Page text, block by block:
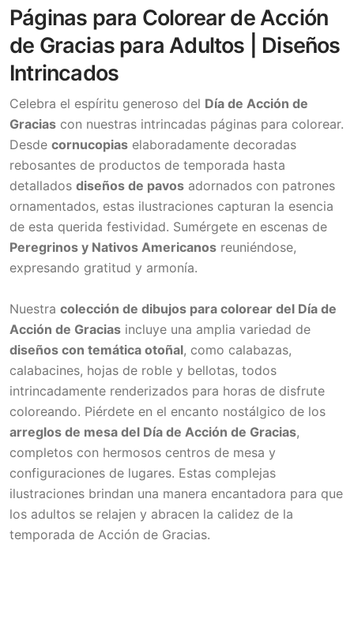
Páginas para Colorear de Acción
de Gracias para Adultos | Diseños
Intrincados
Celebra el espíritu generoso del Día de Acción de
Gracias con nuestras intrincadas páginas para colorear.
Desde cornucopias elaboradamente decoradas
rebosantes de productos de temporada hasta
detallados diseños de pavos adornados con patrones
ornamentados, estas ilustraciones capturan la esencia
de esta querida festividad. Sumérgete en escenas de
Peregrinos y Nativos Americanos reuniéndose,
expresando gratitud y armonía.
Nuestra colección de dibujos para colorear del Día de
Acción de Gracias incluye una amplia variedad de
diseños con temática otoñal, como calabazas,
calabacines, hojas de roble y bellotas, todos
intrincadamente renderizados para horas de disfrute
coloreando. Piérdete en el encanto nostálgico de los
arreglos de mesa del Día de Acción de Gracias,
completos con hermosos centros de mesa y
configuraciones de lugares. Estas complejas
ilustraciones brindan una manera encantadora para que
los adultos se relajen y abracen la calidez de la
temporada de Acción de Gracias.